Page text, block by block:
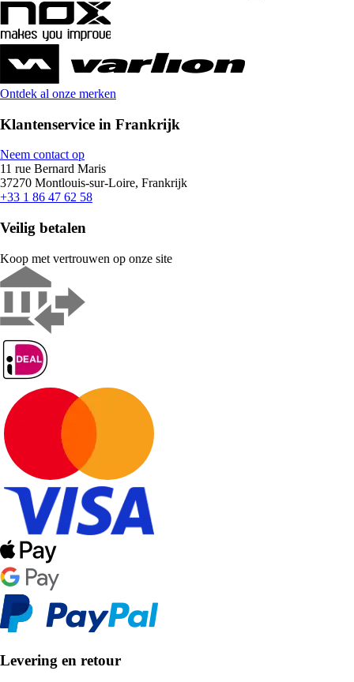
Ontdek al onze merken
Klantenservice in Frankrijk
Neem contact op
11 rue Bernard Maris
37270 Montlouis-sur-Loire, Frankrijk
+33 1 86 47 62 58
Veilig betalen
Koop met vertrouwen op onze site
Levering en retour